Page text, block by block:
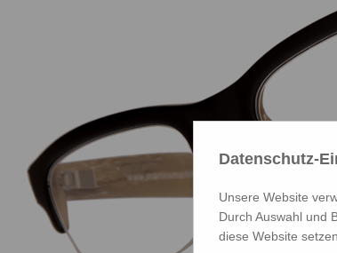
Datenschutz-
Unsere Website
Durch Auswahl und
diese Website